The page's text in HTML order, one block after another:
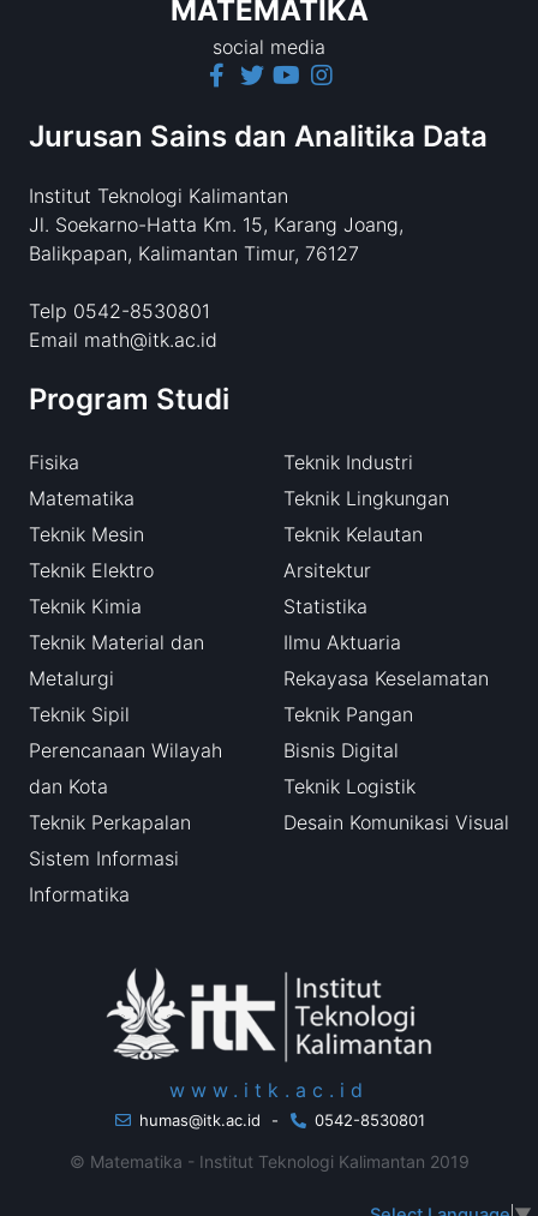
MATEMATIKA
social media
Jurusan Sains dan Analitika Data
Institut Teknologi Kalimantan
Jl. Soekarno-Hatta Km. 15, Karang Joang,
Balikpapan, Kalimantan Timur, 76127
Telp 0542-8530801
Email math@itk.ac.id
Program Studi
Fisika
Matematika
Teknik Mesin
Teknik Elektro
Teknik Kimia
Teknik Material dan
Metalurgi
Teknik Sipil
Perencanaan Wilayah
dan Kota
Teknik Perkapalan
Sistem Informasi
Informatika
Teknik Industri
Teknik Lingkungan
Teknik Kelautan
Arsitektur
Statistika
Ilmu Aktuaria
Rekayasa Keselamatan
Teknik Pangan
Bisnis Digital
Teknik Logistik
Desain Komunikasi Visual
www.itk.ac.id
humas@itk.ac.id - 0542-8530801
© Matematika - Institut Teknologi Kalimantan 2019